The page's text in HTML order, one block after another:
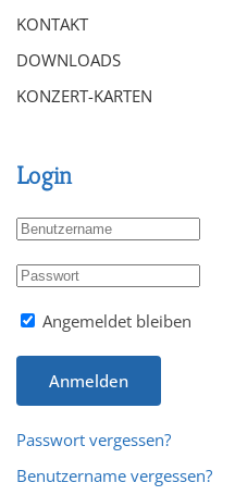
KONTAKT
DOWNLOADS
KONZERT-KARTEN
Login
Angemeldet bleiben
Anmelden
Passwort vergessen?
Benutzername vergessen?